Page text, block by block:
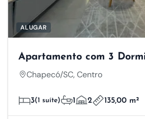
ALUGAR
Apartamento com 3
Chapecó/SC, Centro
3(1 suíte) 1 2 135,00 m²